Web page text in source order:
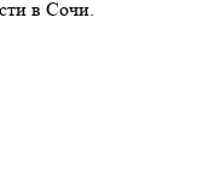
в Сочи.